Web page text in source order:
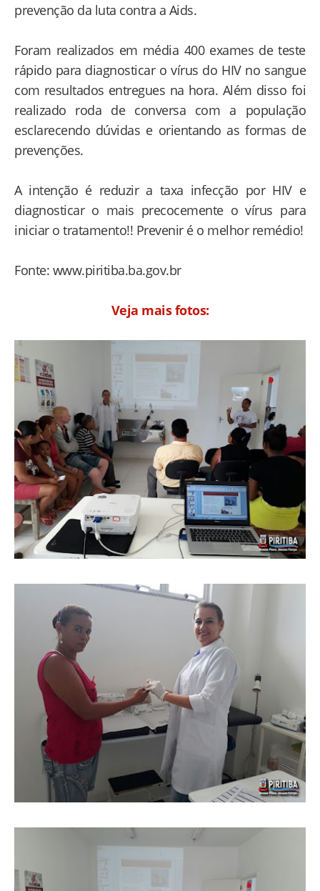
prevenção da luta contra a Aids.
Foram realizados em média 400 exames de teste
rápido para diagnosticar o vírus do HIV no sangue
com resultados entregues na hora. Além disso foi
realizado roda de conversa com a população
esclarecendo dúvidas e orientando as formas de
prevenções.
A intenção é reduzir a taxa infecção por HIV e
diagnosticar o mais precocemente o vírus para
iniciar o tratamento!! Prevenir é o melhor remédio!
Fonte: www.piritiba.ba.gov.br
Veja mais fotos: